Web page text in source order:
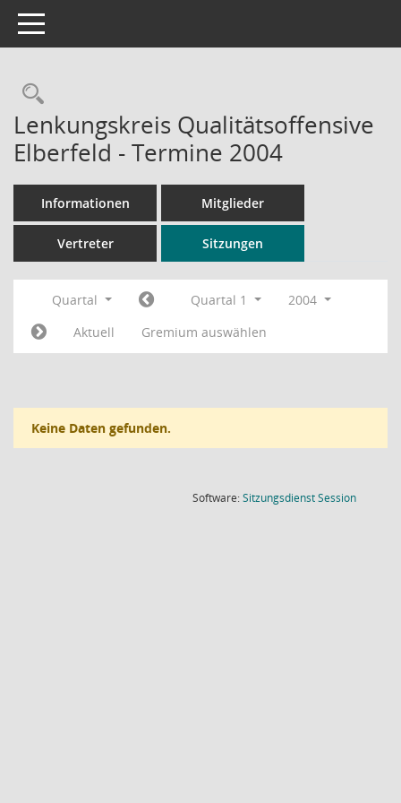
Toggle navigation
Rechercheauswahl
Lenkungskreis Qualitätsoffensive
Elberfeld - Termine 2004
Informationen Mitglieder
Vertreter Sitzungen
Quartal Quartal 1
2004
Aktuell
Gremium auswählen
Keine Daten gefunden.
Software:SitzungsdienstSession(Wird in